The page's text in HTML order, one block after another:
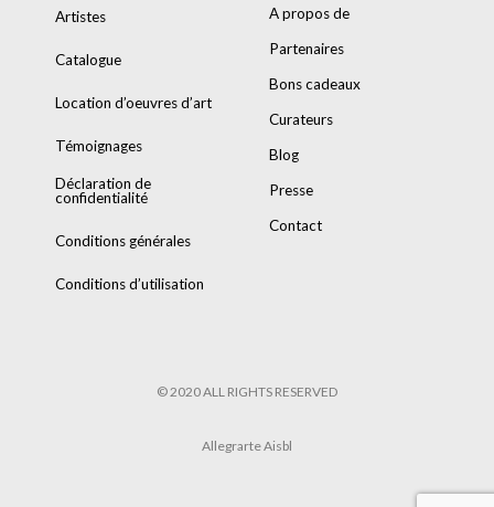
Artistes
Catalogue
Location d’oeuvres d’art
Témoignages
Déclaration de
confidentialité
Conditions générales
Conditions d’utilisation
A propos de
Partenaires
Bons cadeaux
Curateurs
Blog
Presse
Contact
© 2020 ALL RIGHTS RESERVED
Allegrarte Aisbl